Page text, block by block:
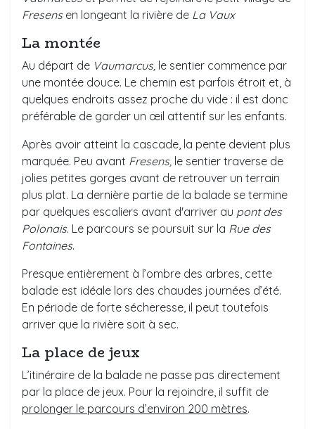
Fresensen longeant la rivière de La Vaux
La montée
Au départ de Vaumarcus, le sentier commence par
une montée douce. Le chemin est parfois étroit et, à
quelques endroits assez proche du vide : il est donc
préférable de garder un œil attentif sur les enfants.
Après avoir atteint la cascade, la pente devient plus
marquée. Peu avant Fresens, le sentier traverse de
jolies petites gorges avant de retrouver un terrain
plus plat. La dernière partie de la balade se termine
par quelques escaliers avant d'arriver au pont des
Polonais. Le parcours se poursuit sur la Rue des
Fontaines.
Presque entièrement à l’ombre des arbres, cette
balade est idéale lors des chaudes journées d’été.
En période de forte sécheresse, il peut toutefois
arriver que la rivière soit à sec.
La place de jeux
L’itinéraire de la balade ne passe pas directement
par la place de jeux. Pour la rejoindre, il suffit de
prolonger le parcours d’environ 200 mètres.